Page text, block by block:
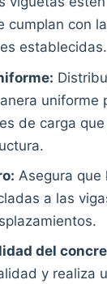
cumplan con
establecidas.
uniforme
de carga
Asegura que
a las
del
y realiza